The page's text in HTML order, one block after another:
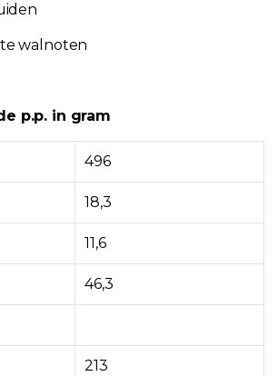
walnoten
p.p. in gram
496
18,3
11,6
46,3
213